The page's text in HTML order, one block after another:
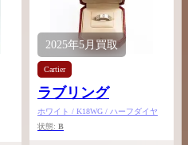
2025年5月 買取
Cartier
ラブリング
ホワイト / K18WG / ハーフダイヤ
状態: B